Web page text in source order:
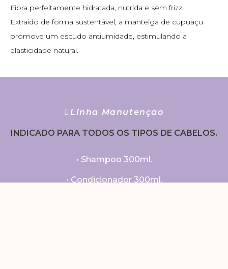
Fibra perfeitamente hidratada, nutrida e sem frizz.
Extraído de forma sustentável, a manteiga de cupuaçu
promove um escudo antiumidade, estimulando a
elasticidade natural.
Linha Manutenção
INDICADO PARA TODOS OS TIPOS DE CABELOS.
• Shampoo 300ml.
• Condicionador 300ml.